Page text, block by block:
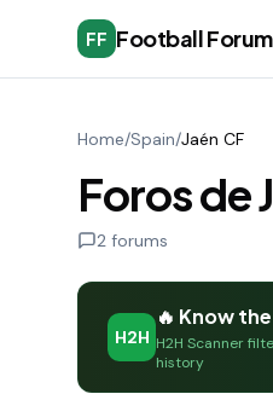
FF Football
Home/Spain/Jaén CF
Foros de
2 forums
H2H
🔥 Know
H2H Scanner
history